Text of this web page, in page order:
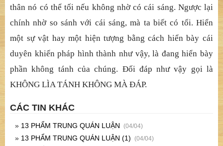
thân nó có thểtối nếu không nhờcó cái sáng. Ngược lại
chính nhờso sánh với cái sáng, mà ta biết có tối. Hiển
một sựvật hay một hiện tượng bằng cách hiển bày cái
duyên khiến pháp hình thành như vậy, là đang hiển bày
phần không tánh của chúng. Đối đáp như vậy gọi là
KHÔNG LÌA TÁNH KHÔNG MÀ ĐÁP.
CÁC TIN KHÁC
» 13 PHẨM TRUNG QUÁN LUẬN (04/04)
» 13 PHẨM TRUNG QUÁN LUẬN (1) (04/04)